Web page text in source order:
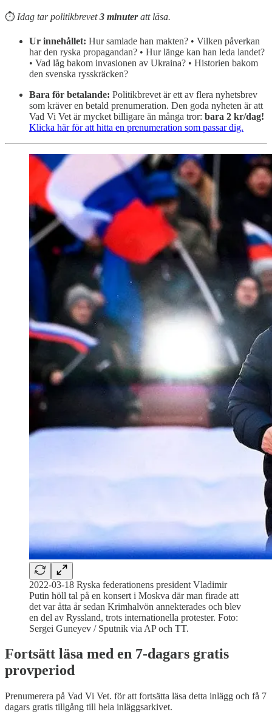
⏱️ Idag tar politikbrevet3 minuteratt läsa.
Ur innehållet: Hur samlade han makten? • Vilken påverkan
har den ryska propagandan? • Hur länge kan han leda landet?
• Vad låg bakom invasionen av Ukraina? • Historien bakom
den svenska rysskräcken?
Bara för betalande: Politikbrevet är ett av flera nyhetsbrev
som kräver en betald prenumeration. Den goda nyheten är att
Vad Vi Vet är mycket billigare än många tror: bara 2 kr/dag!
Klicka här för att hitta en prenumeration som passar dig.
2022-03-18 Ryska federationens president Vladimir
Putin höll tal på en konsert i Moskva där man firade att
det var åtta år sedan Krimhalvön annekterades och blev
en del av Ryssland, trots internationella protester. Foto:
Sergei Guneyev / Sputnik via AP och TT.
Fortsätt läsa med en 7-dagars gratis
provperiod
Prenumerera på Vad Vi Vet. för att fortsätta läsa detta inlägg och få 7
dagars gratis tillgång till hela inläggsarkivet.